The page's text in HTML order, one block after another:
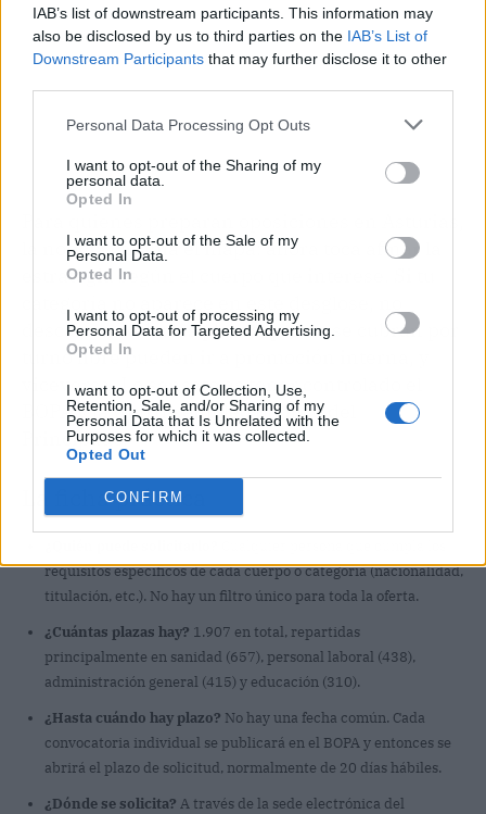
IAB’s list of downstream participants. This information may
also be disclosed by us to third parties on the IAB’s List of
Downstream Participants that may further disclose it to other
Personal Data Processing Opt Outs
I want to opt-out of the Sharing of my
personal data.
Opted In
I want to opt-out of the Sale of my
Personal Data.
Opted In
I want to opt-out of processing my
Personal Data for Targeted Advertising.
Opted In
I want to opt-out of Collection, Use,
Retention, Sale, and/or Sharing of my
Personal Data that Is Unrelated with the
Purposes for which it was collected.
Opted Out
CONFIRM
la noticia cambia el mapa: ahora toca afinar la
estrategia según el cuerpo que interese. Si tu
descartes nada: las plazas que no se cubran por
turno libre pueden ir a promoción interna, y
viceversa. Lo sensato es tener controlado el
BOPA y la web de empleo público del
Principado.
La ficha práctica
requisitos específicos de cada cuerpo o categoría (nacionalidad,
titulación, etc.). No hay un filtro único para toda la oferta.
¿Cuántas plazas hay? 1.907 en total, repartidas
principalmente en sanidad (657), personal laboral (438),
administración general (415) y educación (310).
¿Hasta cuándo hay plazo? No hay una fecha común. Cada
convocatoria individual se publicará en el BOPA y entonces se
abrirá el plazo de solicitud, normalmente de 20 días hábiles.
¿Dónde se solicita? A través de la sede electrónica del